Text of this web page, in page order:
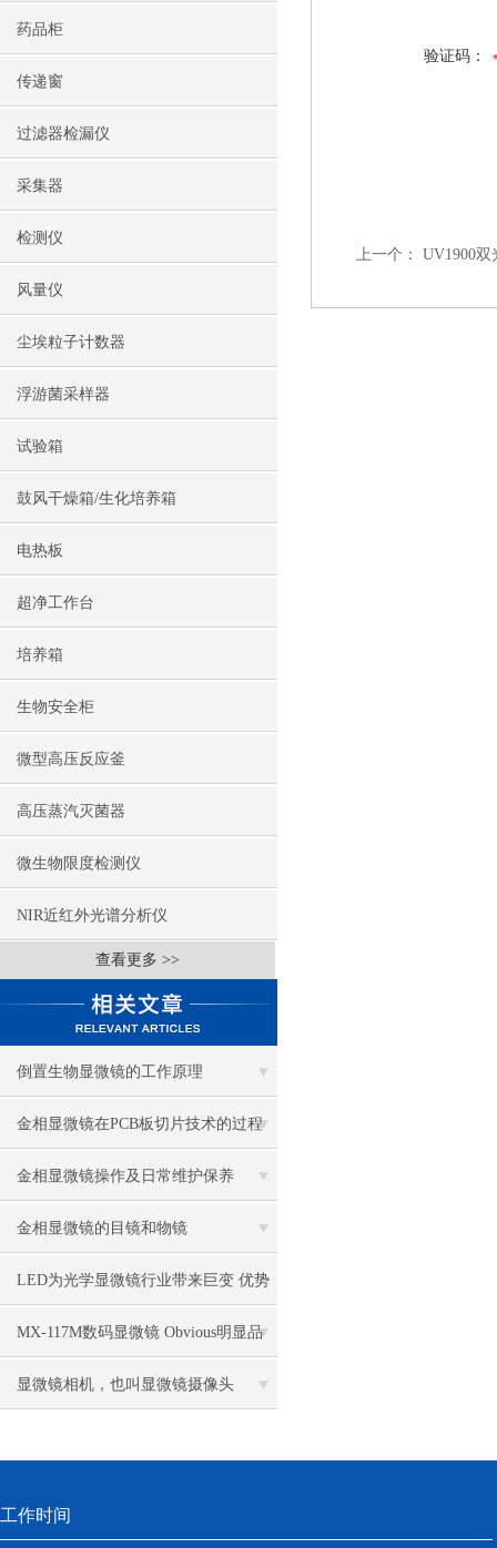
药品柜
传递窗
过滤器检漏仪
采集器
检测仪
风量仪
尘埃粒子计数器
浮游菌采样器
试验箱
鼓风干燥箱/生化培养箱
电热板
超净工作台
培养箱
生物安全柜
微型高压反应釜
高压蒸汽灭菌器
微生物限度检测仪
NIR近红外光谱分析仪
查看更多 >>
倒置生物显微镜的工作原理
金相显微镜在PCB板切片技术的过程
控制中的作用
金相显微镜操作及日常维护保养
金相显微镜的目镜和物镜
LED为光学显微镜行业带来巨变 优势
比传统卤素更明显
MX-117M数码显微镜 Obvious明显品
牌值得推荐
显微镜相机，也叫显微镜摄像头
验证码：
上一个： UV1900
工作时间